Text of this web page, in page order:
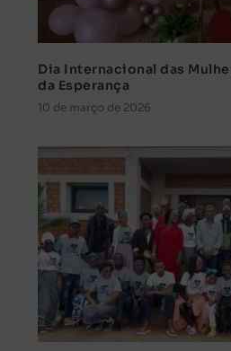
Dia Internacional das
da Esperança
10 de março de 2026